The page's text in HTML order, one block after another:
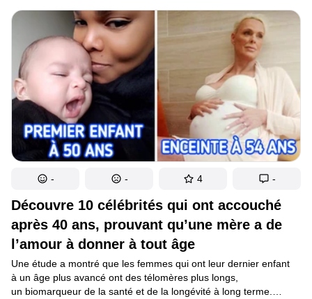
populaires de ces dernières décennies.
Découvre 10 célébrités qui ont accouché
après 40 ans, prouvant qu’une mère a de
l’amour à donner à tout âge
Une étude a montré que les femmes qui ont leur dernier enfant
à un âge plus avancé ont des télomères plus longs,
un biomarqueur de la santé et de la longévité à long terme.
- - 4 -